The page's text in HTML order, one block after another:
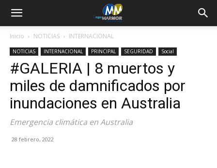
Inicio NOTICIAS INTERNACIONAL
NOTICIAS INTERNACIONAL PRINCIPAL SEGURIDAD Social
#GALERIA | 8 muertos y
miles de damnificados por
inundaciones en Australia
Emergencia climática en Australia
28 febrero, 2022